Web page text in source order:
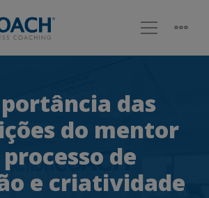
das
do mentor
de
e criatividade